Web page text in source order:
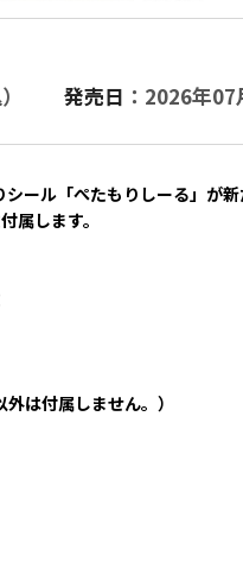
発売日 ：2026年
ール「ぺたもりしーる」が
属します。
外は付属しません。）